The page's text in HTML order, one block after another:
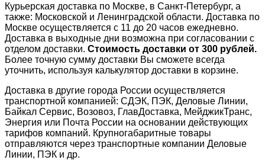
Курьерская доставка по Москве, в Санкт-Петербург, а
также: Московской и Ленинградской области. Доставка по
Москве осуществляется с 11 до 20 часов ежедневно.
Доставка в выходные дни возможна при согласовании с
отделом доставки. Стоимость доставки от 300 рублей.
Более точную сумму доставки Вы сможете всегда
уточнить, используя калькулятор доставки в корзине.
Доставка в другие города России осуществляется
транспортной компанией: СДЭК, ПЭК, Деловые Линии,
Байкал Сервис, Возовоз, ГлавДоставка, МейджикТранс,
Энергия или Почта России на основании действующих
тарифов компаний. Крупногабаритные товары
отправляются через транспортные компании Деловые
Линии, ПЭК и др.